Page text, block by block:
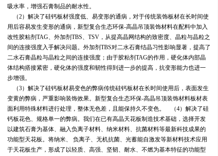
吸水率，增强石膏制品的耐水性。
（2）解决了硅钙板材强度低、易变形的通病，对于传统装饰板材在长时间使
用后容易发生变形的通病，新型复合生态环保-高晶吊顶装饰材料在配料中加入
改性胶粘剂TAG、外加剂TBS、TSV，从提高晶网结构的致密度、晶粒与晶粒之
间的连接强度入手解决问题。外加剂TBS对二水石膏结晶习性影响显著，提高了
二水石膏晶粒与晶粒之间的连接强度；由于胶粘剂TAG的作用，硬化体内部晶
体结构搭接紧密，硬化体的强度和韧性得到进一步的提高，抗变形能力也进一
步增强。
（3）解决了硅钙板材易变色的弊病传统硅钙板材在长时间使用后，表面发生
变黄的弊病，严重影响装饰效果。新型复合生态环保-高晶吊顶装饰材料板材表
面利用特殊材料进行处理，整体无色差，且能保持久不变色。 （4）解决了硅
钙板花色、规格单一的弊病。我们在已有高晶天花板制造技术基础，选择开发
以建筑石膏为基体、融入负离子材料、纳米材料、抗菌材料等最新科技成果的
功能型天花板。将纳米、 负离子、无机抗菌、光蓄能自激发等新材料技术应用
于天花板生产，形成了以轻质、高强、坚韧、耐水、不燃为基本特征的功能型